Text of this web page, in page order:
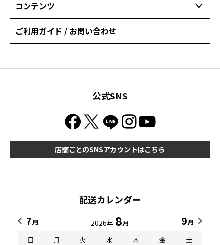
コンテンツ
ご利用ガイド / お問い合わせ
公式SNS
店舗ごとのSNSアカウントはこちら
配送カレンダー
7月 2026年 8月 9月
日
月 火 水 木 金
土